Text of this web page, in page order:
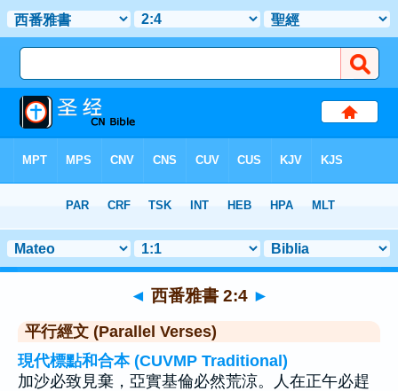
> 聖經金句 4
◄ 西番雅書 2:4 ►
平行經文 (Parallel Verses)
現代標點和合本 (CUVMP Traditional)
加沙必致見棄，亞實基倫必然荒涼。人在正午必趕